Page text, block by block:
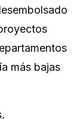
más bajas